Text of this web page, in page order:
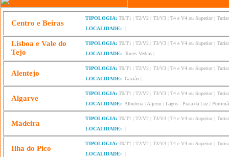
Centro e Beiras
TIPOLOGIA: T0/T1 T2/V2 T3/V3 T4 e V4 ou Superior|
LOCALIDADE:
Lisboa e Vale do
Tejo
TIPOLOGIA: T0/T1 T2/V2 T3/V3 T4 e V4 ou Superior|
LOCALIDADE: Torres Vedras
Alentejo
TIPOLOGIA: T0/T1 T2/V2 T3/V3 T4 e V4 ou Superior|
LOCALIDADE: Gavião
Algarve
TIPOLOGIA: T0/T1 T2/V2 T3/V3 T4 e V4 ou Superior|
LOCALIDADE: Albufeira Aljezur| Lagos - Praia da Luz
Madeira
TIPOLOGIA: T0/T1 T2/V2 T3/V3 T4 e V4 ou Superior|
LOCALIDADE:
Ilha do Pico
TIPOLOGIA: T0/T1 T2/V2 T3/V3 T4 e V4 ou Superior|
LOCALIDADE: